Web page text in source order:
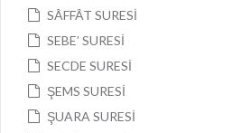
SÂFFÂT SURESİ
SEBE’ SURESİ
SECDE SURESİ
ŞEMS SURESİ
ŞUARA SURESİ